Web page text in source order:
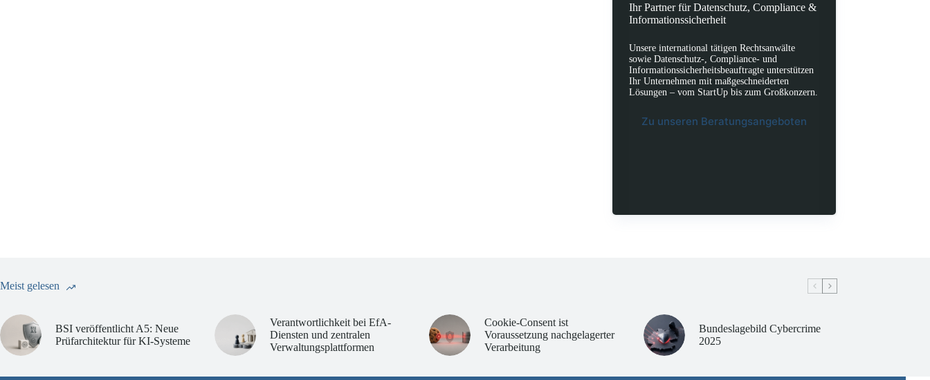
Ihr Partner für Datenschutz, Compliance &
Informationssicherheit
Unsere international tätigen Rechtsanwälte
sowie Datenschutz-, Compliance- und
Informationssicherheitsbeauftragte unterstützen
Ihr Unternehmen mit maßgeschneiderten
Lösungen – vom StartUp bis zum Großkonzern.
Zu unseren Beratungsangeboten
Meist gelesen
BSI veröffentlicht A5: Neue
Prüfarchitektur für KI-Systeme
Verantwortlichkeit bei EfA-
Diensten und zentralen
Verwaltungsplattformen
Cookie-Consent ist
Voraussetzung nachgelagerter
Verarbeitung
Bundeslagebild Cybercrime
2025